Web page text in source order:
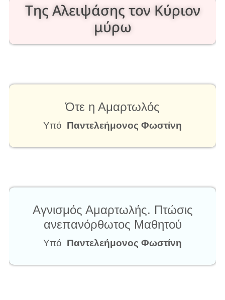
Της Αλειψάσης τον Κύριον
μύρω
Ότε η Αμαρτωλός
Υπό Παντελεήμονος Φωστίνη
Αγνισμός Αμαρτωλής. Πτώσις
ανεπανόρθωτος Μαθητού
Υπό Παντελεήμονος Φωστίνη